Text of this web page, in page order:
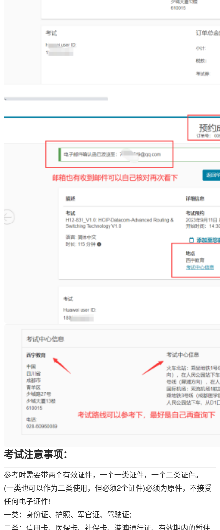
考试注意事项：
参考时需要带两个有效证件，一个一类证件，一个二类证件。
(一类也可以作为二类使用，但必须2个证件)必须为原件，不接受
任何电子证件!
一类：身份证、护照、军官证、驾驶证;
二类：信用卡、医保卡、社保卡、港澳通行证、有效期内的暂住